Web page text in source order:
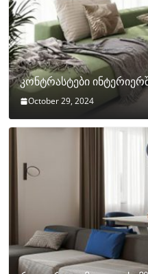
კონტრასტები
October 29, 2024